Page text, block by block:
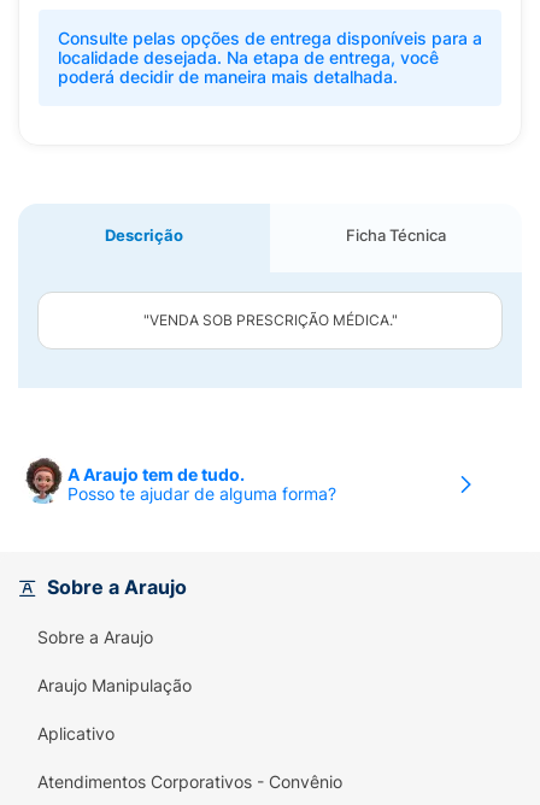
Consulte pelas opções de entrega disponíveis para a
localidade desejada. Na etapa de entrega, você
poderá decidir de maneira mais detalhada.
Descrição Ficha Técnica
"VENDA SOB PRESCRIÇÃO MÉDICA."
A Araujo tem de tudo.
Posso te ajudar de alguma forma?
Sobre a Araujo
Sobre a Araujo
Araujo Manipulação
Aplicativo
Atendimentos Corporativos - Convênio